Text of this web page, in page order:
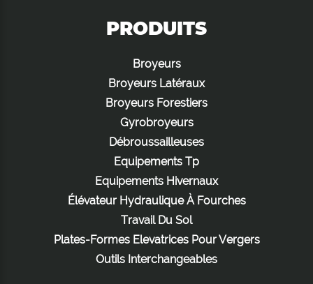
PRODUITS
Broyeurs
Broyeurs Latéraux
Broyeurs Forestiers
Gyrobroyeurs
Débroussailleuses
Equipements Tp
Equipements Hivernaux
Élévateur Hydraulique À Fourches
Travail Du Sol
Plates-Formes Elevatrices Pour Vergers
Outils Interchangeables